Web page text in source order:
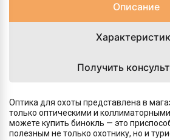
Описание
Получить
Оптика для охоты представлена в
только оптическими и
можете купить бинокль — это
полезным не только охотнику, но и